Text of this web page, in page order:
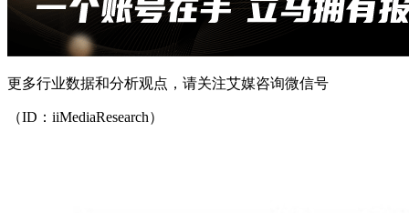
更多行业数据和分析观点，请关注艾媒咨询微信号
（ID：iiMediaResearch）